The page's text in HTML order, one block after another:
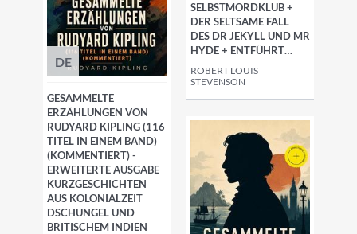
SELBSTMORDKLUB +
DER SELTSAME FALL
DES DR JEKYLL UND MR
HYDE + ENTFÜHRT…
ROBERT LOUIS
STEVENSON
DE
GESAMMELTE
ERZÄHLUNGEN VON
RUDYARD KIPLING (116
TITEL IN EINEM BAND)
(KOMMENTIERT) -
ERWEITERTE AUSGABE
KURZGESCHICHTEN
AUS KOLONIALZEIT
DSCHUNGEL UND
BRITISCHEM INDIEN